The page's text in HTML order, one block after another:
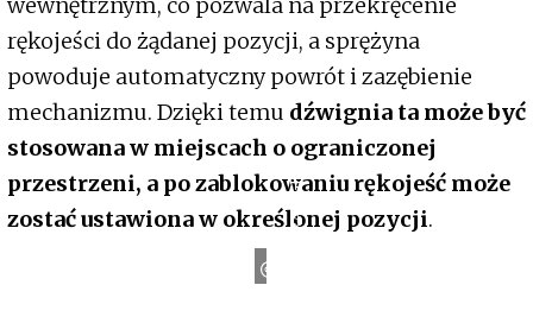
wewnętrznym, co pozwala na przekręcenie
rękojeści do żądanej pozycji, a sprężyna
powoduje automatyczny powrót i zazębienie
mechanizmu. Dzięki temu dźwignia ta może być
stosowana w miejscach o ograniczonej
przestrzeni, a po zablokowaniu rękojeść może
zostać ustawiona w określonej pozycji.
ZERORANGE